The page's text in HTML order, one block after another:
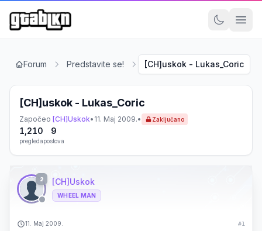
Forum Predstavite se! [CH]uskok - Lukas_Coric
[CH]uskok - Lukas_Coric
Započeo [CH]Uskok• 11. Maj 2009.• Zaključano
1,210
pregleda
9
postova
2 [CH]Uskok
WHEEL MAN
11. Maj 2009. #1